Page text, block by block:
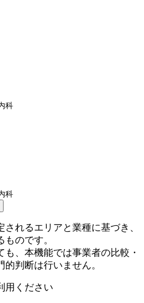
科
科
れるエリアと業種に基づき、
のです。
、本機能では事業者の比較・
判断は行いません。
用ください